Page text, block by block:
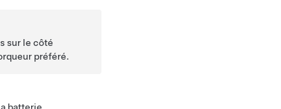
sur le côté
préféré.